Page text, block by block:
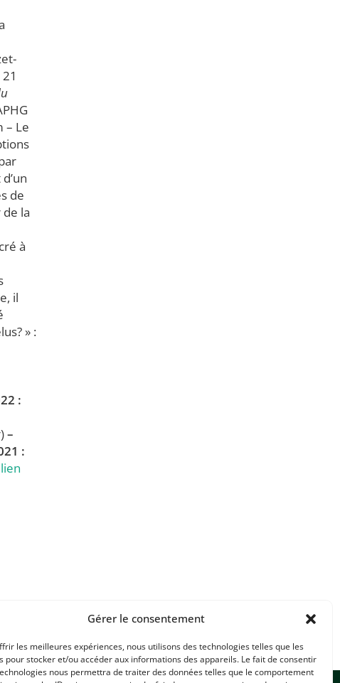
Gérer le consentement
les meilleures expériences, nous utilisons des technologies telles que les
pour stocker et/ou accéder aux informations des appareils. Le fait de consentir
nous permettra de traiter des données telles que le comportement
– Le
de
la
à
il
» :
:
–
: